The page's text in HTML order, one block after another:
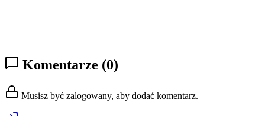
Komentarze (0)
Musisz być zalogowany, aby dodać komentarz.